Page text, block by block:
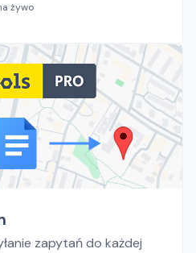
żywo
zapytań do każdej